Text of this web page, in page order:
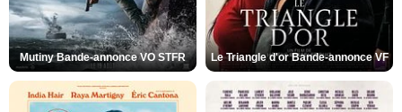
Mutiny Bande-annonce VO STFR Le Triangle d'or Bande-annonce VF